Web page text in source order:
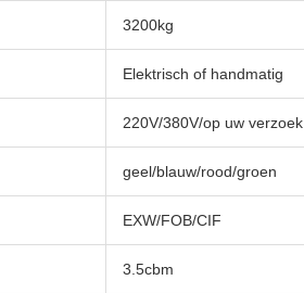
3200kg
Elektrisch of handmatig
220V/380V/op uw verzoek
geel/blauw/rood/groen
EXW/FOB/CIF
3.5cbm